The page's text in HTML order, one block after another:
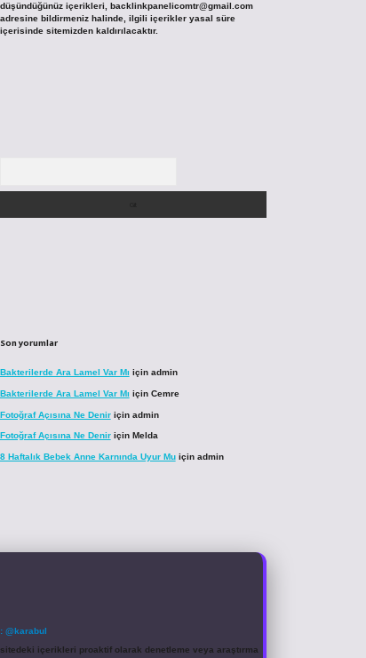
düşündüğünüz içerikleri, backlinkpanelicomtr@gmail.com
adresine bildirmeniz halinde, ilgili içerikler yasal süre
içerisinde sitemizden kaldırılacaktır.
Son yorumlar
Bakterilerde Ara Lamel Var Mı için admin
Bakterilerde Ara Lamel Var Mı için Cemre
Fotoğraf Açısına Ne Deniriçin admin
Fotoğraf Açısına Ne Deniriçin Melda
8 Haftalık Bebek Anne Karnında Uyur Muiçin admin
@karabul
içerikleri proaktif olarak denetleme veya araştırma